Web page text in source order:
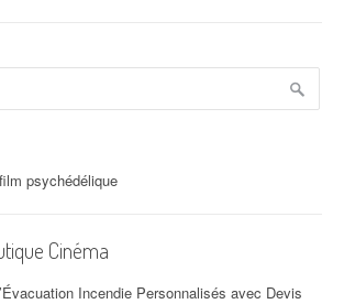
psychédélique
Cinéma
Incendie Personnalisés avec Devis